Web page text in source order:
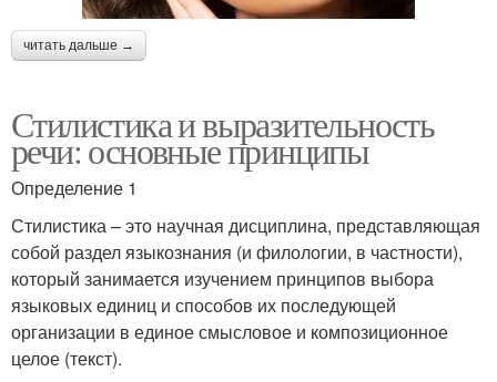
читать дальше →
Стилистика и выразительность
речи: основные принципы
Определение 1
Стилистика – это научная дисциплина, представляющая
собой раздел языкознания (и филологии, в частности),
который занимается изучением принципов выбора
языковых единиц и способов их последующей
организации в единое смысловое и композиционное
целое (текст).